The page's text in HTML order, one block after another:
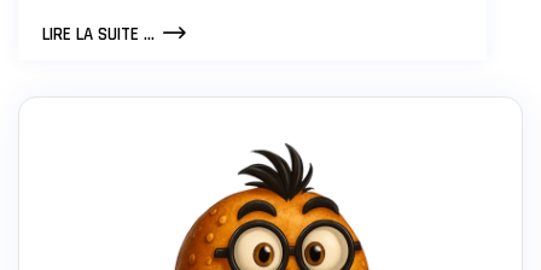
LIRE LA SUITE ...QUEL
EN
CRÉATION
SON
SITE